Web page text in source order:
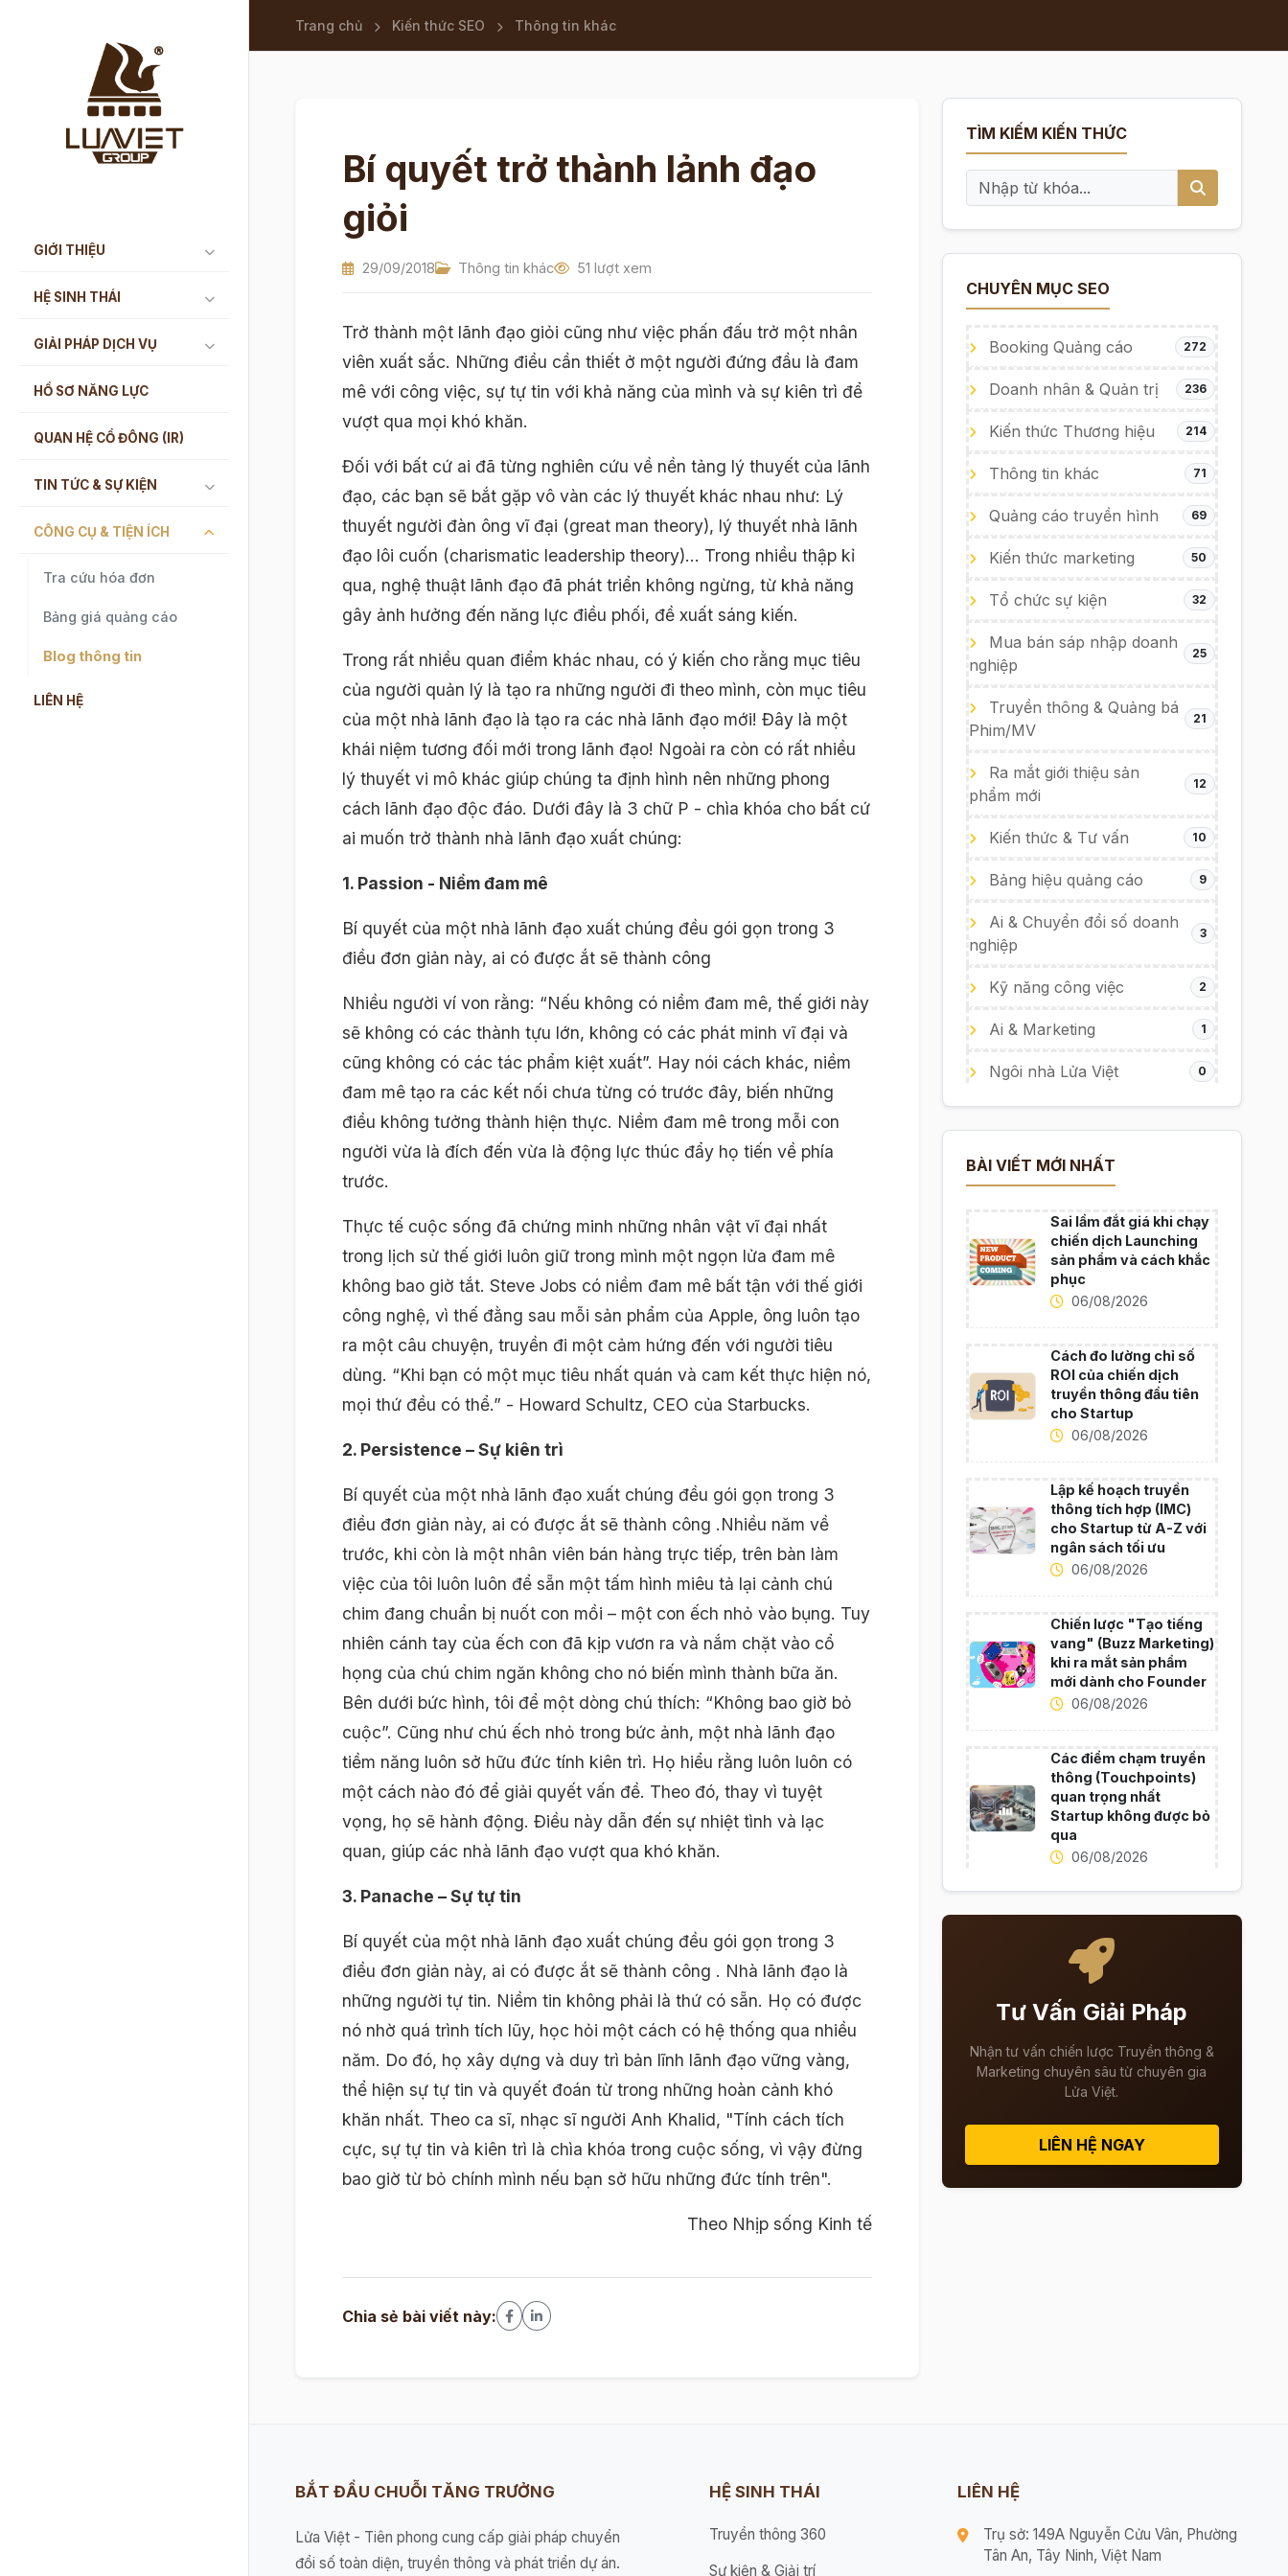
GIỚI THIỆU
HỆ SINH THÁI
GIẢI PHÁP DỊCH VỤ
HỒ SƠ NĂNG LỰC
QUAN HỆ CỔ ĐÔNG (IR)
TIN TỨC & SỰ KIỆN
CÔNG CỤ & TIỆN ÍCH
Tra cứu hóa đơn
Bảng giá quảng cáo
Blog thông tin
LIÊN HỆ
Trang chủ Kiến thức SEO Thông tin khác
Bí quyết trở thành lảnh đạo
giỏi
29/09/2018 Thông tin khác 51 lượt xem
Trở thành một lãnh đạo giỏi cũng như việc phấn đấu trở một nhân
viên xuất sắc. Những điều cần thiết ở một người đứng đầu là đam
mê với công việc, sự tự tin với khả năng của mình và sự kiên trì để
vượt qua mọi khó khăn.
Đối với bất cứ ai đã từng nghiên cứu về nền tảng lý thuyết của lãnh
đạo, các bạn sẽ bắt gặp vô vàn các lý thuyết khác nhau như: Lý
thuyết người đàn ông vĩ đại (great man theory), lý thuyết nhà lãnh
đạo lôi cuốn (charismatic leadership theory)… Trong nhiều thập kỉ
qua, nghệ thuật lãnh đạo đã phát triển không ngừng, từ khả năng
gây ảnh hưởng đến năng lực điều phối, đề xuất sáng kiến.
Trong rất nhiều quan điểm khác nhau, có ý kiến cho rằng mục tiêu
của người quản lý là tạo ra những người đi theo mình, còn mục tiêu
của một nhà lãnh đạo là tạo ra các nhà lãnh đạo mới! Đây là một
khái niệm tương đối mới trong lãnh đạo! Ngoài ra còn có rất nhiều
lý thuyết vi mô khác giúp chúng ta định hình nên những phong
cách lãnh đạo độc đáo. Dưới đây là 3 chữ P - chìa khóa cho bất cứ
ai muốn trở thành nhà lãnh đạo xuất chúng:
1. Passion - Niềm đam mê
Bí quyết của một nhà lãnh đạo xuất chúng đều gói gọn trong 3
điều đơn giản này, ai có được ắt sẽ thành công
Nhiều người ví von rằng: “Nếu không có niềm đam mê, thế giới này
sẽ không có các thành tựu lớn, không có các phát minh vĩ đại và
cũng không có các tác phẩm kiệt xuất”. Hay nói cách khác, niềm
đam mê tạo ra các kết nối chưa từng có trước đây, biến những
điều không tưởng thành hiện thực. Niềm đam mê trong mỗi con
người vừa là đích đến vừa là động lực thúc đẩy họ tiến về phía
trước.
Thực tế cuộc sống đã chứng minh những nhân vật vĩ đại nhất
trong lịch sử thế giới luôn giữ trong mình một ngọn lửa đam mê
không bao giờ tắt. Steve Jobs có niềm đam mê bất tận với thế giới
công nghệ, vì thế đằng sau mỗi sản phẩm của Apple, ông luôn tạo
ra một câu chuyện, truyền đi một cảm hứng đến với người tiêu
dùng. “Khi bạn có một mục tiêu nhất quán và cam kết thực hiện nó,
mọi thứ đều có thể.” - Howard Schultz, CEO của Starbucks.
2. Persistence – Sự kiên trì
Bí quyết của một nhà lãnh đạo xuất chúng đều gói gọn trong 3
điều đơn giản này, ai có được ắt sẽ thành công .Nhiều năm về
trước, khi còn là một nhân viên bán hàng trực tiếp, trên bàn làm
việc của tôi luôn luôn để sẵn một tấm hình miêu tả lại cảnh chú
chim đang chuẩn bị nuốt con mồi – một con ếch nhỏ vào bụng. Tuy
nhiên cánh tay của ếch con đã kịp vươn ra và nắm chặt vào cổ
họng của chú chim ngăn không cho nó biến mình thành bữa ăn.
Bên dưới bức hình, tôi để một dòng chú thích: “Không bao giờ bỏ
cuộc”. Cũng như chú ếch nhỏ trong bức ảnh, một nhà lãnh đạo
tiềm năng luôn sở hữu đức tính kiên trì. Họ hiểu rằng luôn luôn có
một cách nào đó để giải quyết vấn đề. Theo đó, thay vì tuyệt
vọng, họ sẽ hành động. Điều này dẫn đến sự nhiệt tình và lạc
quan, giúp các nhà lãnh đạo vượt qua khó khăn.
3. Panache – Sự tự tin
Bí quyết của một nhà lãnh đạo xuất chúng đều gói gọn trong 3
điều đơn giản này, ai có được ắt sẽ thành công . Nhà lãnh đạo là
những người tự tin. Niềm tin không phải là thứ có sẵn. Họ có được
nó nhờ quá trình tích lũy, học hỏi một cách có hệ thống qua nhiều
năm. Do đó, họ xây dựng và duy trì bản lĩnh lãnh đạo vững vàng,
thể hiện sự tự tin và quyết đoán từ trong những hoàn cảnh khó
khăn nhất. Theo ca sĩ, nhạc sĩ người Anh Khalid, "Tính cách tích
cực, sự tự tin và kiên trì là chìa khóa trong cuộc sống, vì vậy đừng
bao giờ từ bỏ chính mình nếu bạn sở hữu những đức tính trên".
Theo Nhịp sống Kinh tế
Chia sẻ bài viết này:
TÌM KIẾM KIẾN THỨC
CHUYÊN MỤC SEO
Booking Quảng cáo 272
Doanh nhân & Quản trị 236
Kiến thức Thương hiệu 214
Thông tin khác 71
Quảng cáo truyền hình 69
Kiến thức marketing 50
Tổ chức sự kiện 32
Mua bán sáp nhập doanh
nghiệp
25
Truyền thông & Quảng bá
Phim/MV
21
Ra mắt giới thiệu sản
phẩm mới
12
Kiến thức & Tư vấn 10
Bảng hiệu quảng cáo 9
Ai & Chuyển đổi số doanh
nghiệp
3
Kỹ năng công việc 2
Ai & Marketing 1
Ngôi nhà Lửa Việt 0
BÀI VIẾT MỚI NHẤT
Sai lầm đắt giá khi chạy
chiến dịch Launching
sản phẩm và cách khắc
phục
06/08/2026
Cách đo lường chỉ số
ROI của chiến dịch
truyền thông đầu tiên
cho Startup
06/08/2026
Lập kế hoạch truyền
thông tích hợp (IMC)
cho Startup từ A-Z với
ngân sách tối ưu
06/08/2026
Chiến lược "Tạo tiếng
vang" (Buzz Marketing)
khi ra mắt sản phẩm
mới dành cho Founder
06/08/2026
Các điểm chạm truyền
thông (Touchpoints)
quan trọng nhất
Startup không được bỏ
qua
06/08/2026
Tư Vấn Giải Pháp
Nhận tư vấn chiến lược Truyền thông &
Marketing chuyên sâu từ chuyên gia
Lửa Việt.
LIÊN HỆ NGAY
BẮT ĐẦU CHUỖI TĂNG TRƯỞNG
Lửa Việt - Tiên phong cung cấp giải pháp chuyển
đổi số toàn diện, truyền thông và phát triển dự án.
HỆ SINH THÁI
Truyền thông 360
Sự kiện & Giải trí
LIÊN HỆ
Trụ sở: 149A Nguyễn Cửu Vân, Phường
Tân An, Tây Ninh, Việt Nam